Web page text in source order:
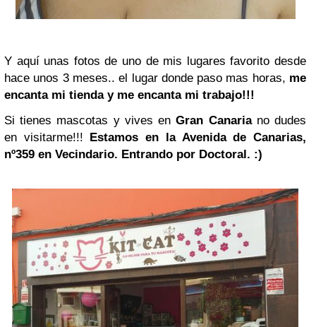
Y aquí unas fotos de uno de mis lugares favorito desde
hace unos 3 meses.. el lugar donde paso mas horas, me
encanta mi tienda y me encanta mi trabajo!!!
Si tienes mascotas y vives enGran Canariano dudes
en visitarme!!! Estamos en la Avenida de Canarias,
nº359 en Vecindario. Entrando por Doctoral. :)